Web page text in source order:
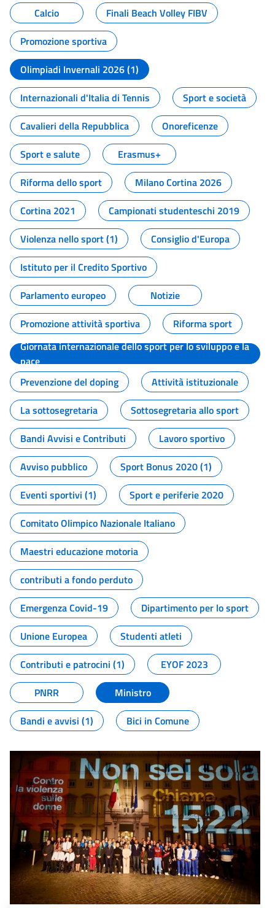
Calcio
Finali Beach Volley FIBV
Promozione sportiva
Olimpiadi Invernali 2026 (1)
Internazionali d'Italia di Tennis
Sport e società
Cavalieri della Repubblica
Onoreficenze
Sport e salute
Erasmus+
Riforma dello sport
Milano Cortina 2026
Cortina 2021
Campionati studenteschi 2019
Violenza nello sport (1)
Consiglio d'Europa
Istituto per il Credito Sportivo
Parlamento europeo
Notizie
Promozione attività sportiva
Riforma sport
Giornata internazionale dello sport per lo sviluppo e la
pace
Prevenzione del doping
Attività istituzionale
La sottosegretaria
Sottosegretaria allo sport
Bandi Avvisi e Contributi
Lavoro sportivo
Avviso pubblico
Sport Bonus 2020 (1)
Eventi sportivi (1)
Sport e periferie 2020
Comitato Olimpico Nazionale Italiano
Maestri educazione motoria
contributi a fondo perduto
Emergenza Covid-19
Dipartimento per lo sport
Unione Europea
Studenti atleti
Contributi e patrocini (1)
EYOF 2023
PNRR
Ministro
Bandi e avvisi (1)
Bici in Comune